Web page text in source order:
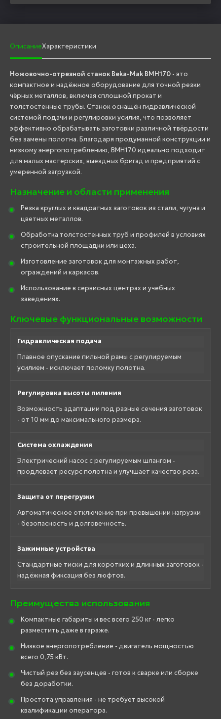
ОписаниеХарактеристики
Ножовочно-отрезной станок Beka-Mak BMH170 - это
компактное и надёжное оборудование для точной резки
чёрных металлов, включая сплошной прокат и
толстостенные трубы. Станок оснащён гидравлической
системой подачи и регулировки усилия, что позволяет
эффективно обрабатывать заготовки различной твёрдости
без замены полотна. Благодаря продуманной конструкции и
низкому энергопотреблению, BMH170 идеально подходит
для малых мастерских, выездных бригад и предприятий с
умеренной загрузкой.
Назначение и области применения
Резка круглых и квадратных заготовок из стали, чугуна и
цветных металлов.
Обработка толстостенных труб и профилей в условиях
строительной площадки или цеха.
Изготовление заготовок для монтажных работ,
ограждений и каркасов.
Использование в сервисных центрах и учебных
заведениях.
Ключевые функциональные возможности
Гидравлическая подача
Плавное опускание пильной рамы с регулируемым
усилием - исключает поломку полотна.
Регулировка высоты пиления
Возможность адаптации под разные сечения заготовок
- от 10 мм до максимального размера.
Система охлаждения
Электрический насос с регулируемым шлангом -
продлевает ресурс полотна и улучшает качество реза.
Защита от перегрузки
Автоматическое отключение при превышении нагрузки
- безопасность и долговечность.
Зажимные устройства
Стандартные тиски для коротких и длинных заготовок -
надёжная фиксация без люфтов.
Преимущества использования
Компактные габариты и вес всего 250 кг - легко
разместить даже в гараже.
Низкое энергопотребление - двигатель мощностью
всего 0,75 кВт.
Чистый рез без заусенцев - готов к сварке или сборке
без доработки.
Простота управления - не требует высокой
квалификации оператора.